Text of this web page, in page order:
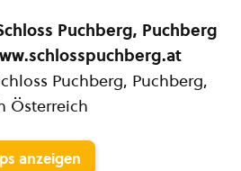
Puchberg, Puchberg
Puchberg, Puchberg,
Österreich
anzeigen